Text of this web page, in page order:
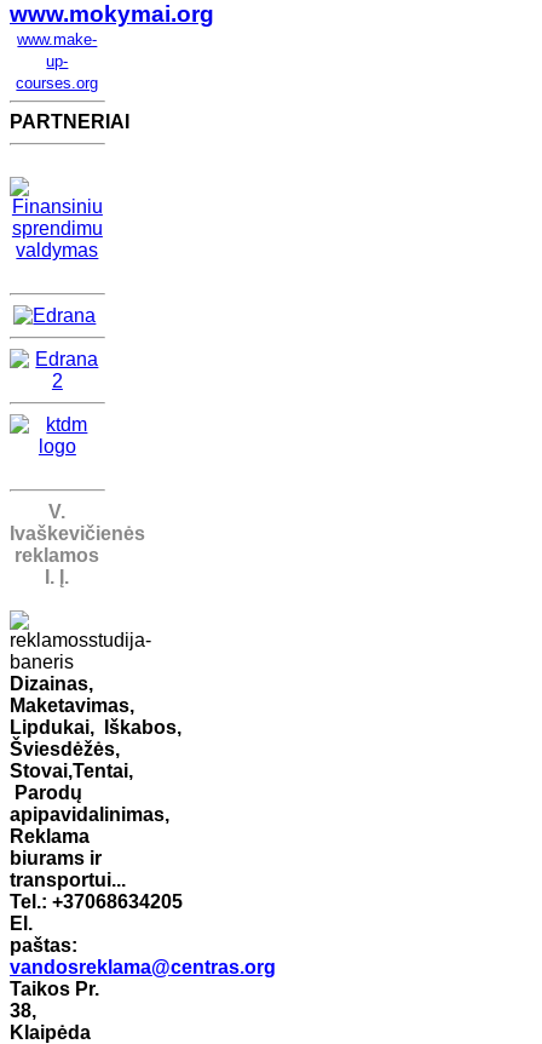
www.mokymai.org
www.make-
up-
courses.org
PARTNERIAI
V.
Ivaškevičienės
reklamos
I. Į.
Dizainas,
Maketavimas,
Lipdukai,
Iškabos,
Šviesdėžės,
Stovai,Tentai,
Parodų
apipavidalinimas,
Reklama
biurams ir
transportui...
Tel.: +37068634205
El.
paštas:
vandosreklama@centras.org
Taikos Pr.
38,
Klaipėda